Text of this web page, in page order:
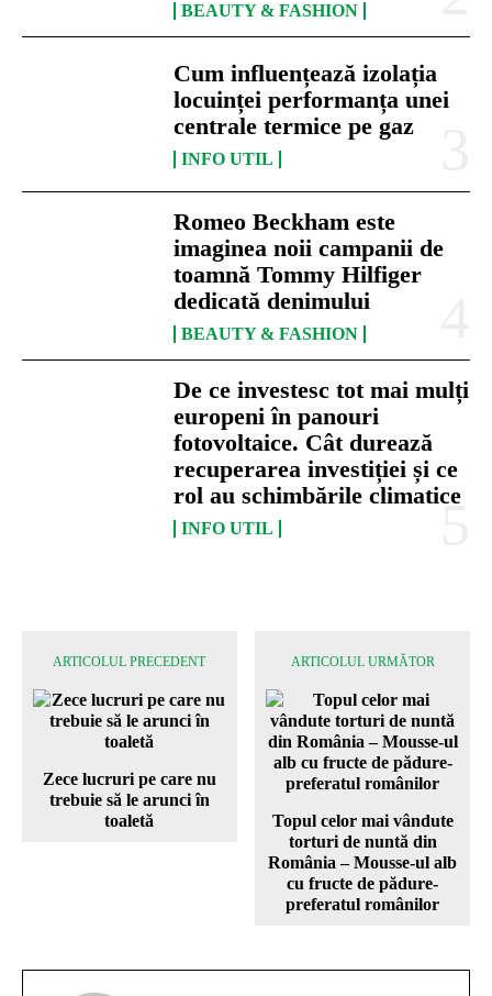
BEAUTY & FASHION
Cum influențează izolația
locuinței performanța unei
centrale termice pe gaz
INFO UTIL
Romeo Beckham este
imaginea noii campanii de
toamnă Tommy Hilfiger
dedicată denimului
BEAUTY & FASHION
De ce investesc tot mai mulți
europeni în panouri
fotovoltaice. Cât durează
recuperarea investiției și ce
rol au schimbările climatice
INFO UTIL
ARTICOLUL PRECEDENT
Zece lucruri pe care nu
trebuie să le arunci în
toaletă
ARTICOLUL URMĂTOR
Topul celor mai vândute
torturi de nuntă din
România – Mousse-ul alb
cu fructe de pădure-
preferatul românilor